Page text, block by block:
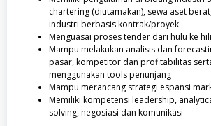
chartering (diutamakan), sewa aset
industri berbasis kontrak/proyek
Menguasai proses tender dari hulu ke
Mampu melakukan analisis dan
pasar, kompetitor dan profitabilitas
menggunakan tools penunjang
Mampu merancang strategi espansi
Memiliki kompetensi leadership,
solving, negosiasi dan komunikasi